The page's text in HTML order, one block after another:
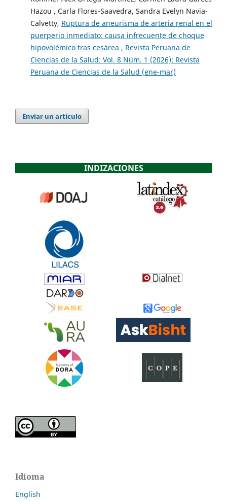
Hazou , Carla Flores-Saavedra, Sandra Evelyn Navia-
Calvetty, Ruptura de aneurisma de arteria renal en el
puerperio inmediato: causa infrecuente de choque
hipovolémico tras cesárea , Revista Peruana de
Ciencias de la Salud: Vol. 8 Núm. 1 (2026): Revista
Peruana de Ciencias de la Salud (ene-mar)
Enviar un artículo
INDIZACIONES
Idioma
English